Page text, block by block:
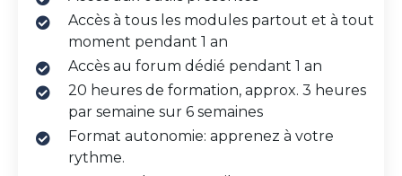
Accès à tous les modules partout et à tout
moment pendant 1 an
Accès au forum dédié pendant 1 an
20 heures de formation, approx. 3 heures
par semaine sur 6 semaines
Format autonomie: apprenez à votre
rythme.